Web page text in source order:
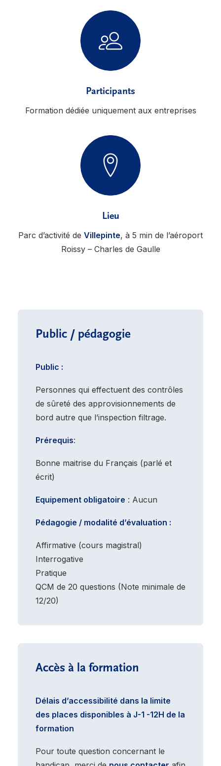
Participants
Formation dédiée uniquement aux entreprises
Lieu
Parc d’activité de Villepinte, à 5 min de l’aéroport
Roissy – Charles de Gaulle
Public / pédagogie
Public :
Personnes qui effectuent des contrôles
de sûreté des approvisionnements de
bord autre que l’inspection filtrage.
Prérequis:
Bonne maitrise du Français (parlé et
écrit)
Equipement obligatoire : Aucun
Pédagogie / modalité d’évaluation :
Affirmative (cours magistral)
Interrogative
Pratique
QCM de 20 questions (Note minimale de
12/20)
Accès à la formation
Délais d’accessibilité dans la limite
des places disponibles à J-1 -12H de la
formation
Pour toute question concernant le